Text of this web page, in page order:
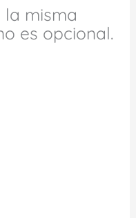
la misma
es opcional.